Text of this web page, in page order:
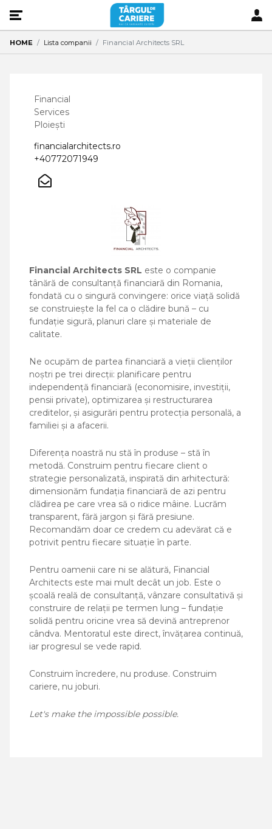
HOME Lista companii Financial Architects SRL
Financial
Services
Ploiești
financialarchitects.ro
+40772071949
Financial Architects SRL este o companie
tânără de consultanță financiară din Romania,
fondată cu o singură convingere: orice viață solidă
se construiește la fel ca o clădire bună – cu
fundație sigură, planuri clare și materiale de
calitate.
Ne ocupăm de partea financiară a vieții clienților
noștri pe trei direcții: planificare pentru
independență financiară (economisire, investiții,
pensii private), optimizarea și restructurarea
creditelor, și asigurări pentru protecția personală, a
familiei și a afacerii.
Diferența noastră nu stă în produse – stă în
metodă. Construim pentru fiecare client o
strategie personalizată, inspirată din arhitectură:
dimensionăm fundația financiară de azi pentru
clădirea pe care vrea să o ridice mâine. Lucrăm
transparent, fără jargon și fără presiune.
Recomandăm doar ce credem cu adevărat că e
potrivit pentru fiecare situație în parte.
Pentru oamenii care ni se alătură, Financial
Architects este mai mult decât un job. Este o
școală reală de consultanță, vânzare consultativă și
construire de relații pe termen lung – fundație
solidă pentru oricine vrea să devină antreprenor
cândva. Mentoratul este direct, învățarea continuă,
iar progresul se vede rapid.
Construim încredere, nu produse. Construim
cariere, nu joburi.
Let's make the impossible possible.